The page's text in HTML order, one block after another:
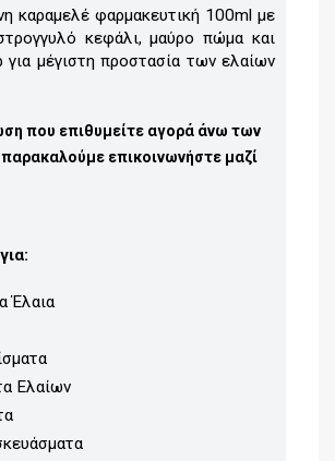
καραμελέ φαρμακευτική 100ml με
κεφάλι, μαύρο πώμα και
μέγιστη προστασία των ελαίων
που επιθυμείτε αγορά άνω των
επικοινωνήστε μαζί
Έλαια
Ελαίων